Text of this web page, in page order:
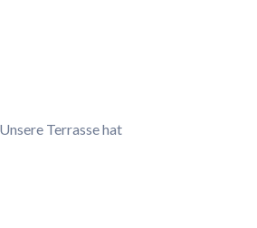
Terrasse hat